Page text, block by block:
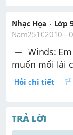
Nhạc Họa Lớp 9
Nam25102010 -
− Winds:
muốn mối lái
Hỏi chi tiết
TRẢ LỜI